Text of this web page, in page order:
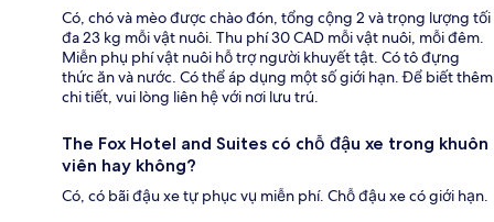
Có, chó và mèo được chào đón, tổng cộng 2 và trọng lượng tối
đa 23 kg mỗi vật nuôi. Thu phí 30 CAD mỗi vật nuôi, mỗi đêm.
Miễn phụ phí vật nuôi hỗ trợ người khuyết tật. Có tô đựng
thức ăn và nước. Có thể áp dụng một số giới hạn. Để biết thêm
chi tiết, vui lòng liên hệ với nơi lưu trú.
The Fox Hotel and Suites có chỗ đậu xe trong khuôn
viên hay không?
Có, có bãi đậu xe tự phục vụ miễn phí. Chỗ đậu xe có giới hạn.